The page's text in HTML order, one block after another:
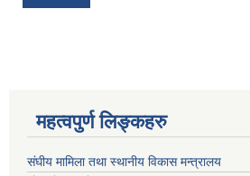
महत्वपुर्ण लिङ्कहरु
संघीय मामिला तथा स्थानीय विकास मन्त्रालय